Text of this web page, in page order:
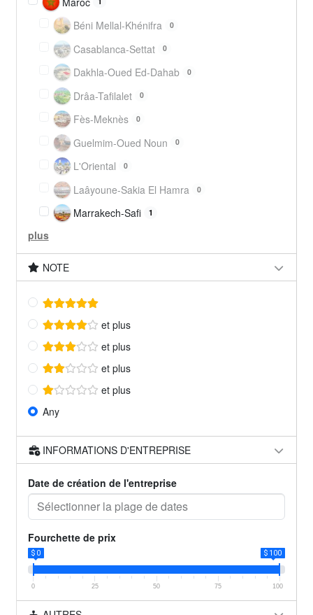
Béni Mellal-Khénifra 0
Casablanca-Settat 0
Dakhla-Oued Ed-Dahab 0
Drâa-Tafilalet 0
Fès-Meknès 0
Guelmim-Oued Noun 0
L'Oriental 0
Laâyoune-Sakia El Hamra 0
Marrakech-Safi 1
plus
NOTE
et plus
et plus
et plus
et plus
Any
INFORMATIONS D'ENTREPRISE
Date de création de l'entreprise
Fourchette de prix
$ 0 $ 100
0 25 50 75 100